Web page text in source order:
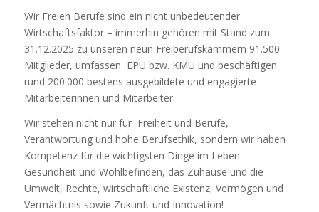
Wir Freien Berufe sind ein nicht unbedeutender
Wirtschaftsfaktor – immerhin gehören mit Stand zum
31.12.2025 zu unseren neun Freiberufskammern 91.500
Mitglieder, umfassen EPU bzw. KMU und beschäftigen
rund 200.000 bestens ausgebildete und engagierte
Mitarbeiterinnen und Mitarbeiter.
Wir stehen nicht nur für Freiheit und Berufe,
Verantwortung und hohe Berufsethik, sondern wir haben
Kompetenz für die wichtigsten Dinge im Leben –
Gesundheit und Wohlbefinden, das Zuhause und die
Umwelt, Rechte, wirtschaftliche Existenz, Vermögen und
Vermächtnis sowie Zukunft und Innovation!